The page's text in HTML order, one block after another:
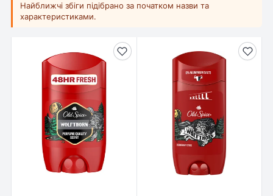
Найближчі збіги підібрано за початком назви та
характеристиками.